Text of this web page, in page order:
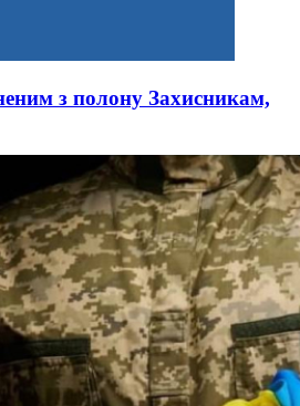
з полону Захисникам,